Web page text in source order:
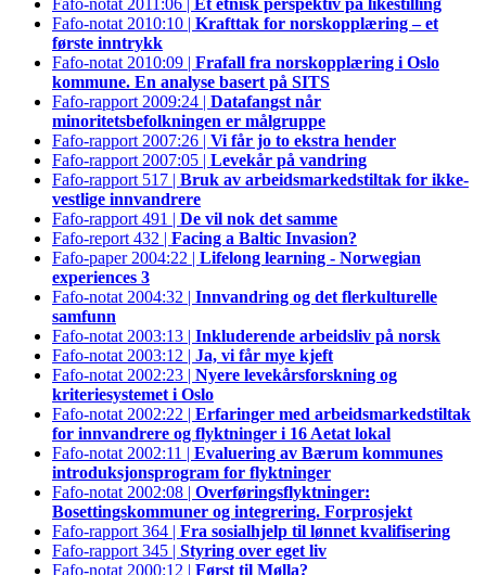
Fafo-notat 2011:06 | Et etnisk perspektiv på likestilling
Fafo-notat 2010:10 | Krafttak for norskopplæring – et
første inntrykk
Fafo-notat 2010:09 | Frafall fra norskopplæring i Oslo
kommune. En analyse basert på SITS
Fafo-rapport 2009:24 | Datafangst når
minoritetsbefolkningen er målgruppe
Fafo-rapport 2007:26 | Vi får jo to ekstra hender
Fafo-rapport 2007:05 | Levekår på vandring
Fafo-rapport 517 | Bruk av arbeidsmarkedstiltak for ikke-
vestlige innvandrere
Fafo-rapport 491 | De vil nok det samme
Fafo-report 432 | Facing a Baltic Invasion?
Fafo-paper 2004:22 | Lifelong learning - Norwegian
experiences 3
Fafo-notat 2004:32 | Innvandring og det flerkulturelle
samfunn
Fafo-notat 2003:13 | Inkluderende arbeidsliv på norsk
Fafo-notat 2003:12 | Ja, vi får mye kjeft
Fafo-notat 2002:23 | Nyere levekårsforskning og
kriteriesystemet i Oslo
Fafo-notat 2002:22 | Erfaringer med arbeidsmarkedstiltak
for innvandrere og flyktninger i 16 Aetat lokal
Fafo-notat 2002:11 | Evaluering av Bærum kommunes
introduksjonsprogram for flyktninger
Fafo-notat 2002:08 | Overføringsflyktninger:
Bosettingskommuner og integrering. Forprosjekt
Fafo-rapport 364 | Fra sosialhjelp til lønnet kvalifisering
Fafo-rapport 345 | Styring over eget liv
Fafo-notat 2000:12 | Først til Mølla?